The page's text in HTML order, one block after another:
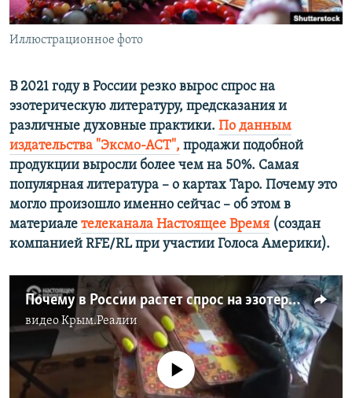
Все сайты RFE/RL
Иллюстрационное фото
В 2021 году в России резко вырос спрос на
эзотерическую литературу, предсказания и
различные духовные практики. По данным
издательства "Эксмо-АСТ", продажи подобной
продукции выросли более чем на 50%. Самая
популярная литература – о картах Таро. Почему это
могло произошло именно сейчас – об этом в
материале телеканала Настоящее Время (создан
компанией RFE/RL при участии Голоса Америки).
Почему в России растет спрос на эзотерическую продукцию
видеоКрым.Реалии
No media source currently available